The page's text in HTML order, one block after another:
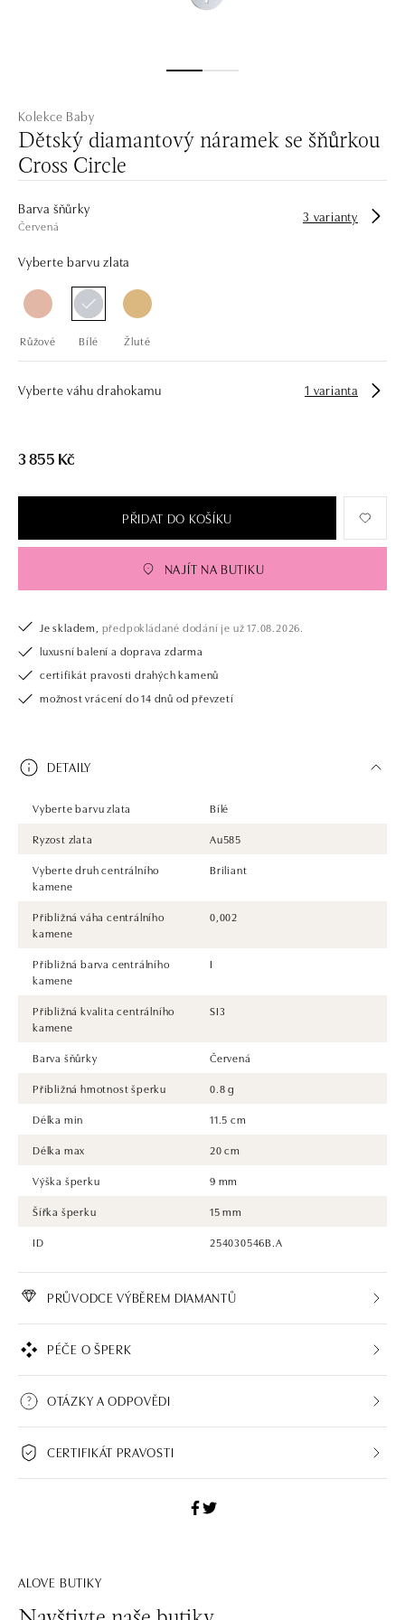
Kolekce Baby
Dětský diamantový náramek se šňůrkou
Cross Circle
Barva šňůrky
Červená
3 varianty
Vyberte barvu zlata
Růžové Bílé Žluté
Vyberte váhu drahokamu 1 varianta
3 855 Kč
PŘIDAT DO KOŠÍKU
NAJÍT NA BUTIKU
Je skladem, předpokládané dodání je už 17.08.2026.
luxusní balení a doprava zdarma
certifikát pravosti drahých kamenů
možnost vrácení do 14 dnů od převzetí
DETAILY
Vyberte barvu zlata
Bílé
Ryzost zlata
Au585
Vyberte druh centrálního
kamene
Briliant
Přibližná váha centrálního
kamene
0,002
Přibližná barva centrálního
kamene
I
Přibližná kvalita centrálního
kamene
SI3
Barva šňůrky
Červená
Přibližná hmotnost šperku
0.8 g
Délka min
11.5 cm
Délka max
20 cm
Výška šperku
9 mm
Šířka šperku
15 mm
ID
254030546B.A
PRŮVODCE VÝBĚREM DIAMANTŮ
PÉČE O ŠPERK
OTÁZKY A ODPOVĚDI
CERTIFIKÁT PRAVOSTI
ALOVE BUTIKY